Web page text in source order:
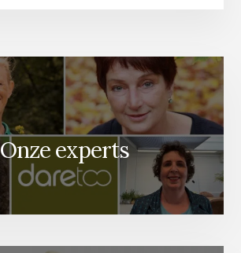
Onze experts